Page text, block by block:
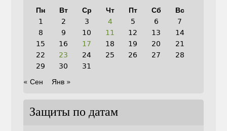
Пн Вт Ср Чт Пт Сб
Вс
1
2 3 4 5 6
7
8
9 10 11 12 13
14
15
16 17 18 19 20
21
22
23 24 25 26 27
28
29
30
31
« Сен
Янв »
Защиты по датам